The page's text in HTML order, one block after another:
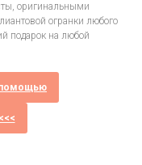
оригинальными
огранки любого
подарок на любой
помощью